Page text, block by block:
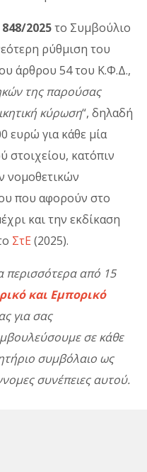
2025το Συμβούλιο
ρύθμιση του
άρθρου 54 του Κ.Φ.Δ.,
της παρούσας
κύρωση“, δηλαδή
ευρώ για κάθε μία
στοιχείου, κατόπιν
νομοθετικών
που αφορούν στο
και την εκδίκαση
ΣτΕ (2025).
περισσότερα από 15
και Εμπορικό
για σας
σε κάθε
συμβόλαιο ως
συνέπειες αυτού.